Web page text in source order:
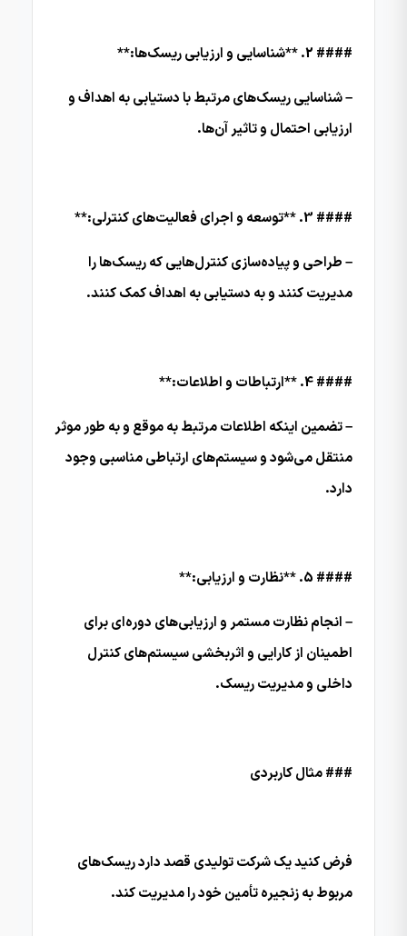
#### 2. **شناسایی و ارزیابی ریسک‌ها:**
– شناسایی ریسک‌های مرتبط با دستیابی به اهداف و
ارزیابی احتمال و تاثیر آن‌ها.
#### 3. **توسعه و اجرای فعالیت‌های کنترلی:**
– طراحی و پیاده‌سازی کنترل‌هایی که ریسک‌ها را
مدیریت کنند و به دستیابی به اهداف کمک کنند.
#### 4. **ارتباطات و اطلاعات:**
– تضمین اینکه اطلاعات مرتبط به موقع و به طور موثر
منتقل می‌شود و سیستم‌های ارتباطی مناسبی وجود
دارد.
#### 5. **نظارت و ارزیابی:**
– انجام نظارت مستمر و ارزیابی‌های دوره‌ای برای
اطمینان از کارایی و اثربخشی سیستم‌های کنترل
داخلی و مدیریت ریسک.
### مثال کاربردی
فرض کنید یک شرکت تولیدی قصد دارد ریسک‌های
مربوط به زنجیره تأمین خود را مدیریت کند.